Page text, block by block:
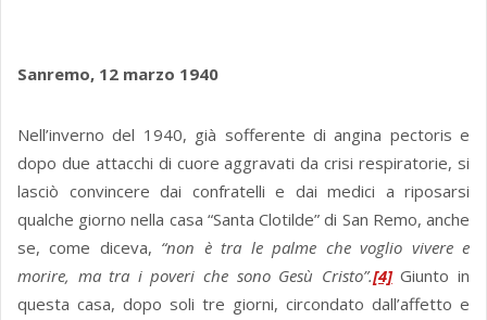
Sanremo, 12 marzo 1940
Nell’inverno del 1940, già sofferente di angina pectoris e
dopo due attacchi di cuore aggravati da crisi respiratorie, si
lasciò convincere dai confratelli e dai medici a riposarsi
qualche giorno nella casa “Santa Clotilde” di San Remo, anche
se, come diceva, “non è tra le palme che voglio vivere e
morire, ma tra i poveri che sono Gesù Cristo”.[4]Giunto in
questa casa, dopo soli tre giorni, circondato dall’affetto e